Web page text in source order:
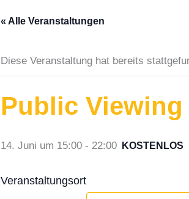
« Alle Veranstaltungen
Diese Veranstaltung hat bereits
Public
14. Juni um 15:00- 22:00 KOSTENLOS
Veranstaltungsort